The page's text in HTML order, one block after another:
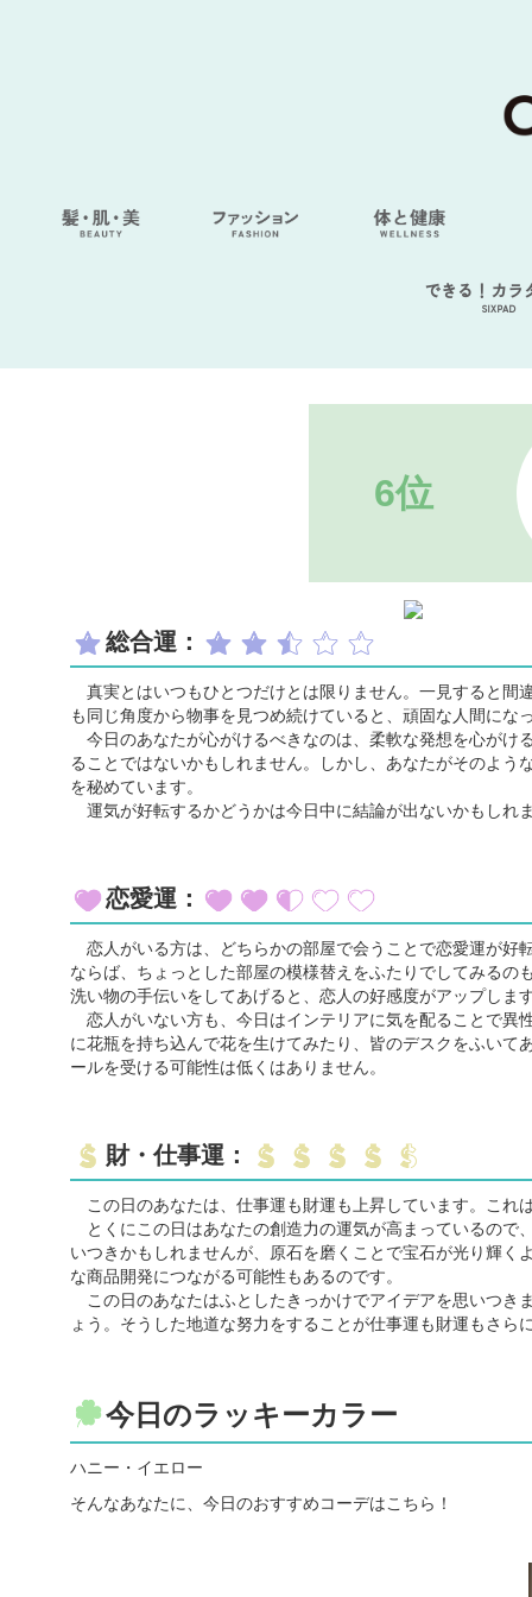
できる！カラ
SIXPAD
6位
総合運：
真実とはいつもひとつだけとは限りません。一見すると間
も同じ角度から物事を見つめ続けていると、頑固な人間にな
今日のあなたが心がけるべきなのは、柔軟な発想を心がけ
ることではないかもしれません。しかし、あなたがそのよ
を秘めています。
運気が好転するかどうかは今日中に結論が出ないかもしれ
恋愛運：
恋人がいる方は、どちらかの部屋で会うことで恋愛運が好
ならば、ちょっとした部屋の模様替えをふたりでしてみる
洗い物の手伝いをしてあげると、恋人の好感度がアップします
恋人がいない方も、今日はインテリアに気を配ることで異
に花瓶を持ち込んで花を生けてみたり、皆のデスクをふい
ールを受ける可能性は低くはありません。
財・仕事運：
この日のあなたは、仕事運も財運も上昇しています。これ
とくにこの日はあなたの創造力の運気が高まっているので
いつきかもしれませんが、原石を磨くことで宝石が光り輝
な商品開発につながる可能性もあるのです。
この日のあなたはふとしたきっかけでアイデアを思いつき
ょう。そうした地道な努力をすることが仕事運も財運もさら
今日のラッキーカラー
ハニー・イエロー
そんなあなたに、今日のおすすめコーデはこちら！